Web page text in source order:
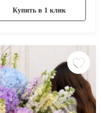
Купить в 1 клик